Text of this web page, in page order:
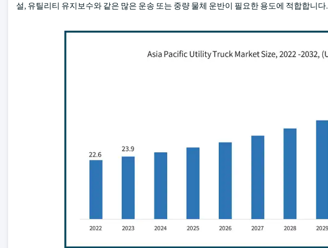
설, 유틸리티 유지보수와 같은 많은 운송 또는 중량 물체 운반이 필요한 용도에 적합합니다.